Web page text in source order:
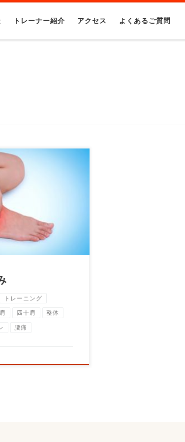
トレーナー紹介 アクセス よくあるご質問
みの方も当ジムへい
とはなにか？ […]
トレーニング
四十肩 整体
腰痛